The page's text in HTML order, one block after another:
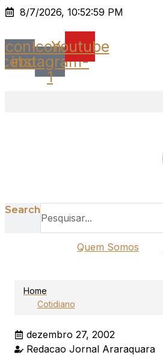
Ir
o
conteúdo
8/7/2026, 10:52:59 PM
Icon-Icon-
instagram-
1
Youtube
Search
Quem Somos
Home
Cotidiano
dezembro 27, 2002
Redacao Jornal Araraquara